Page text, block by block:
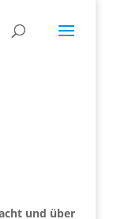
und über